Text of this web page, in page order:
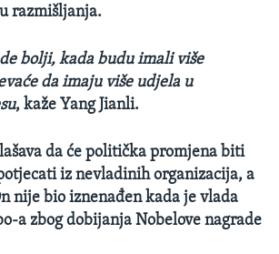
razmišljanja.
bolji, kada budu imali više
da imaju više udjela u
, kaže Yang Jianli.
da će politička promjena biti
iz nevladinih organizacija, a
nije bio iznenađen kada je vlada
a zbog dobijanja Nobelove nagrade